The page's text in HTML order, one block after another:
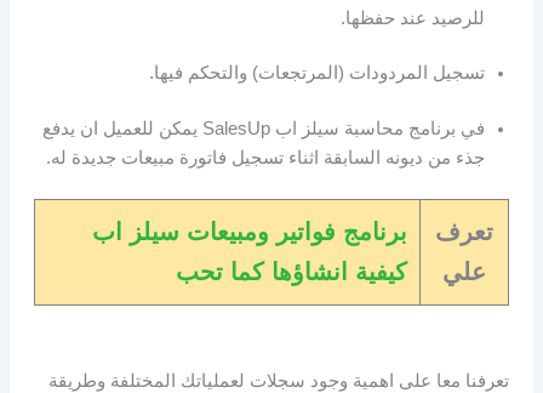
للرصيد عند حفظها.
تسجيل المردودات (المرتجعات) والتحكم فيها.
في برنامج محاسبة سيلز اب SalesUp يمكن للعميل ان يدفع
جذء من ديونه السابقة اثناء تسجيل فاتورة مبيعات جديدة له.
تعرف
علي
برنامج فواتير ومبيعات سيلز اب
كيفية انشاؤها كما تحب
تعرفنا معا على اهمية وجود سجلات لعملياتك المختلفة وطريقة